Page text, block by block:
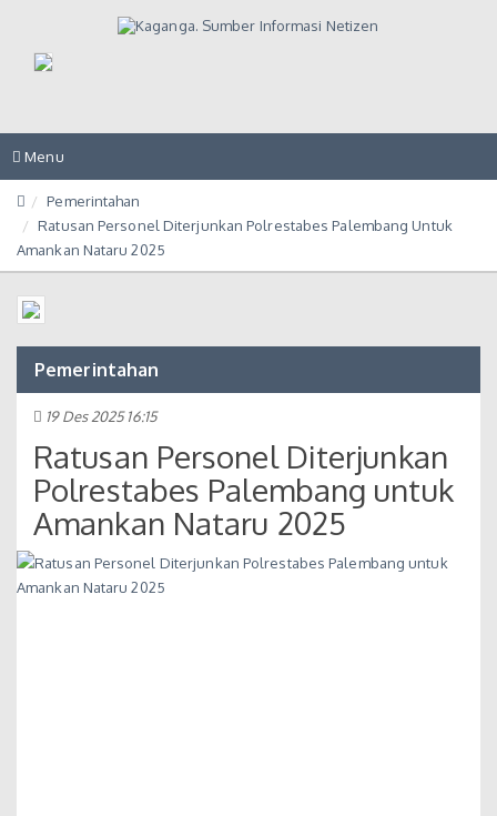
Toggle
navigation
Menu
Pemerintahan
Ratusan Personel Diterjunkan Polrestabes Palembang Untuk
Amankan Nataru 2025
Pemerintahan
19 Des 2025 16:15
Ratusan Personel Diterjunkan
Polrestabes Palembang untuk
Amankan Nataru 2025